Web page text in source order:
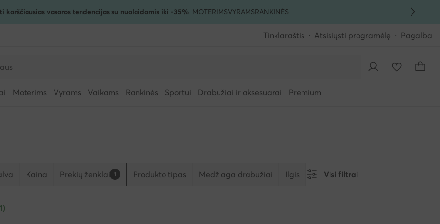
karščiausias vasaros tendencijas su nuolaidomis iki -35% MOTERIMSVYRAMSRANKINĖS
Tinklaraštis Atsisiųsti programėlę Pagalba
Moterims Vyrams Vaikams Rankinės Sportui Drabužiai ir aksesuarai Premium
Kaina Prekių ženklai 1 Produkto tipas Medžiaga drabužiai Ilgis Visi filtrai